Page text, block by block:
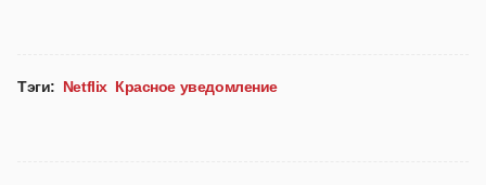
Тэги: Netflix Красное уведомление